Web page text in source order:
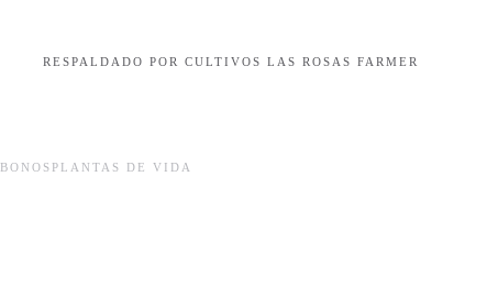
RESPALDADO POR CULTIVOS LAS ROSAS FARMER
BONOS PLANTAS DE VIDA